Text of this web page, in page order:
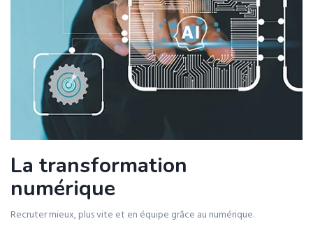
La transformation
numérique
Recruter mieux, plus vite et en équipe grâce au numérique.